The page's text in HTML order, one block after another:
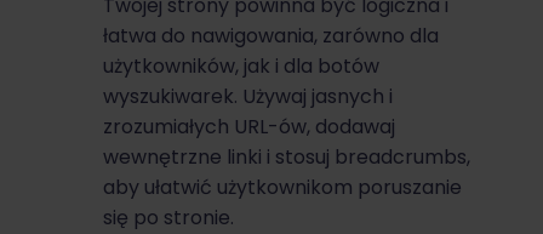
Twojej strony powinna być logiczna i
łatwa do nawigowania, zarówno dla
użytkowników, jak i dla botów
wyszukiwarek. Używaj jasnych i
zrozumiałych URL-ów, dodawaj
wewnętrzne linki i stosuj breadcrumbs,
aby ułatwić użytkownikom poruszanie
się po stronie.